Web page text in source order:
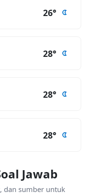
26°
28°
28°
28°
Jawab
dan sumber untuk